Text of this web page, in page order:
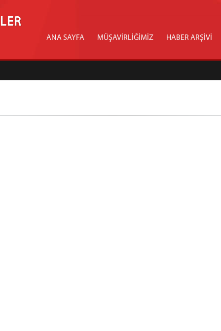
ANA SAYFA MÜŞAVİRLİĞİMİZ HABER ARŞİVİ